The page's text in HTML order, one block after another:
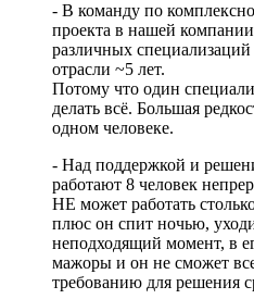
- В команду по
проекта в нашей
различных
отрасли ~5 лет.
Потому что один
делать всё. Большая
одном человеке.
- Над поддержкой и
работают 8 человек
НЕ может работать
плюс он спит ночью,
неподходящий момент, в
мажоры и он не сможет
требованию для решения